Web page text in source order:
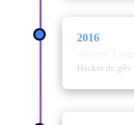
2016
Hacker de